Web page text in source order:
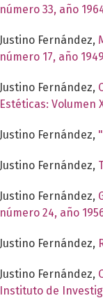
número 33, año
Justino Fernández,
número 17, año 1949
Justino Fernández,
Estéticas: Volumen
Justino Fernández,
Justino Fernández,
Justino Fernández,
número 24, año
Justino Fernández,
Justino Fernández,
Instituto de